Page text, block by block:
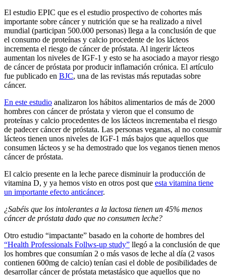
El estudio EPIC que es el estudio prospectivo de cohortes más
importante sobre cáncer y nutrición que se ha realizado a nivel
mundial (participan 500.000 personas) llega a la conclusión de que
el consumo de proteínas y calcio procedente de los lácteos
incrementa el riesgo de cáncer de próstata. Al ingerir lácteos
aumentan los niveles de IGF-1 y esto se ha asociado a mayor riesgo
de cáncer de próstata por producir inflamación crónica. El artículo
fue publicado en BJC, una de las revistas más reputadas sobre
cáncer.
En este estudio analizaron los hábitos alimentarios de más de 2000
hombres con cáncer de próstata y vieron que el consumo de
proteínas y calcio procedentes de los lácteos incrementaba el riesgo
de padecer cáncer de próstata. Las personas veganas, al no consumir
lácteos tienen unos niveles de IGF-1 más bajos que aquellos que
consumen lácteos y se ha demostrado que los veganos tienen menos
cáncer de próstata.
El calcio presente en la leche parece disminuir la producción de
vitamina D, y ya hemos visto en otros post que esta vitamina tiene
un importante efecto anticáncer.
¿Sabéis que los intolerantes a la lactosa tienen un 45% menos
cáncer de próstata dado que no consumen leche?
Otro estudio “impactante” basado en la cohorte de hombres del
“Health Professionals Follws-up study” llegó a la conclusión de que
los hombres que consumían 2 o más vasos de leche al día (2 vasos
contienen 600mg de calcio) tenían casi el doble de posibilidades de
desarrollar cáncer de próstata metastásico que aquellos que no